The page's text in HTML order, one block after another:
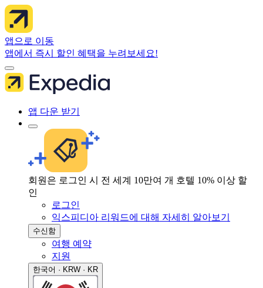
앱으로 이동
앱에서 즉시 할인 혜택을 누려보세요!
앱 다운 받기
회원은 로그인 시 전 세계 10만여 개 호텔 10% 이상 할
인
로그인
익스피디아 리워드에 대해 자세히 알아보기
수신함
여행 예약
지원
한국어 · KRW · KR